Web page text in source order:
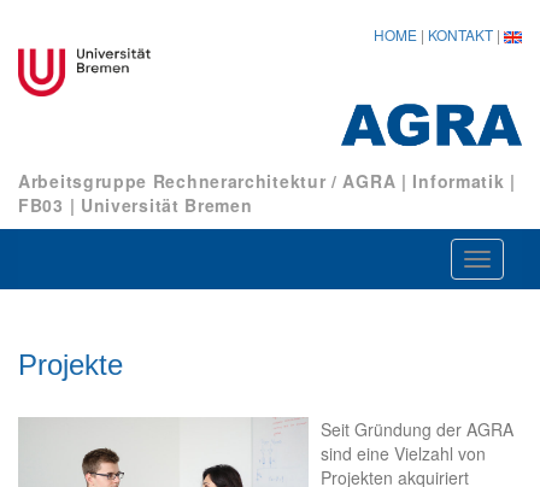
HOME | KONTAKT |
Arbeitsgruppe Rechnerarchitektur / AGRA | Informatik |
FB03 | Universität Bremen
ein-/
Projekte
Seit Gründung der AGRA
sind eine Vielzahl von
Projekten akquiriert